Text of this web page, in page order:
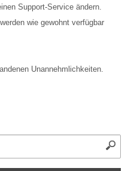
Support-Service ändern.
wie gewohnt verfügbar
Unannehmlichkeiten.